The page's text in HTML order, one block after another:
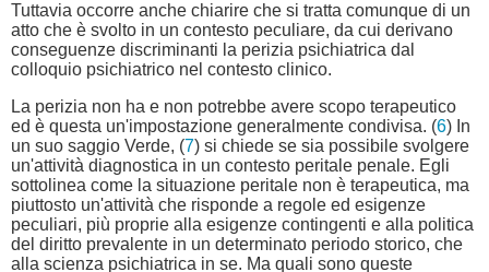
Tuttavia occorre anche chiarire che si tratta comunque di un
atto che è svolto in un contesto peculiare, da cui derivano
conseguenze discriminanti la perizia psichiatrica dal
colloquio psichiatrico nel contesto clinico.
La perizia non ha e non potrebbe avere scopo terapeutico
ed è questa un'impostazione generalmente condivisa. (6) In
un suo saggio Verde, (7) si chiede se sia possibile svolgere
un'attività diagnostica in un contesto peritale penale. Egli
sottolinea come la situazione peritale non è terapeutica, ma
piuttosto un'attività che risponde a regole ed esigenze
peculiari, più proprie alla esigenze contingenti e alla politica
del diritto prevalente in un determinato periodo storico, che
alla scienza psichiatrica in se. Ma quali sono queste